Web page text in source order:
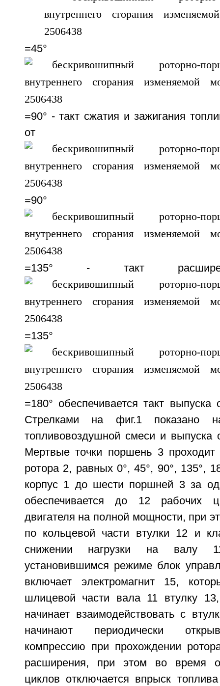
=45°
=90° - такт сжатия и зажигания
от
=90°
=135° - такт
=180° обеспечивается такт выпуска
Стрелками на фиг.1 показано
топливовоздушной смеси и выпуска
Мертвые точки поршень 3 проходит
ротора 2, равных 0°, 45°, 90°, 135°,
корпус 1 до шести поршней 3 за
обеспечивается до 12 рабочих
двигателя на полной мощности, при
по кольцевой части втулки 12 и
снижении нагрузки на валу
установившимся режиме блок
включает электромагнит 15,
шлицевой части вала 11 втулку
начинает взаимодействовать с
начинают периодически
компрессию при прохождении
расширения, при этом во время
циклов отключается впрыск